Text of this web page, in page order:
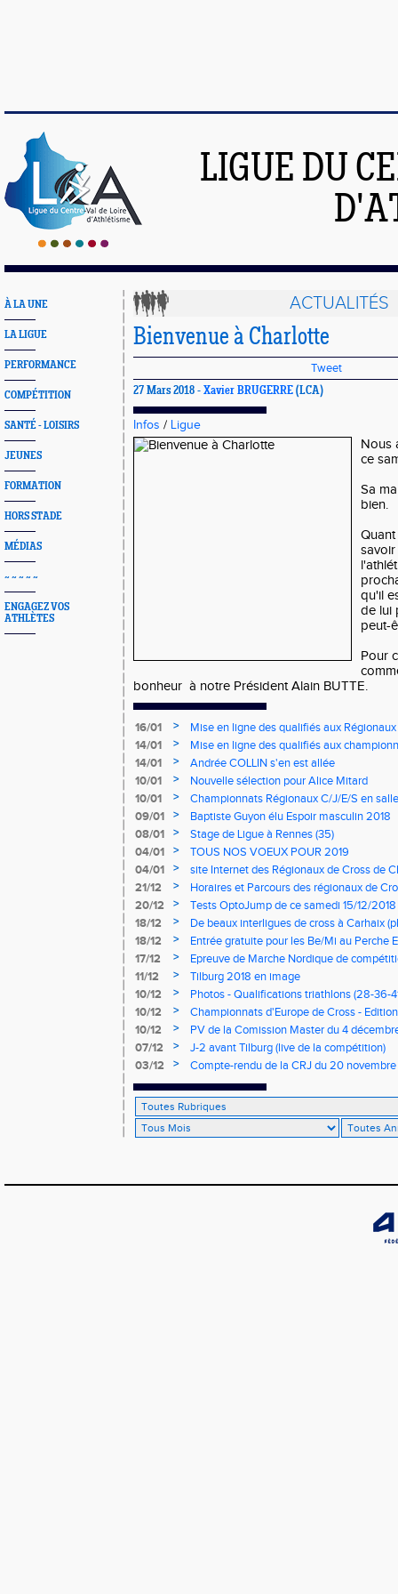
LIGUE DU
À LA UNE
LA LIGUE
PERFORMANCE
COMPÉTITION
SANTÉ - LOISIRS
JEUNES
FORMATION
HORS STADE
MÉDIAS
~ ~ ~ ~ ~
ENGAGEZ VOS
ATHLÈTES
ACTUALITÉS
Bienvenue à Charlotte
Tweet
27 Mars 2018 - Xavier BRUGERRE (LCA)
Infos / Ligue
Nous
ce
Sa
bien.
qu'il
de lui
peut-
Pour
bonheur à notre Président Alain BUTTE.
16/01 >
Mise en ligne des qualifiés aux
14/01
>
Mise en ligne des qualifiés aux
14/01
>
Andrée COLLIN s'en est allée
10/01
>
Nouvelle sélection pour Alice Mitard
10/01
>
Championnats Régionaux C/J/E/S en
mercredi à 9h00
09/01 >
Baptiste Guyon élu Espoir masculin 2018
08/01
>
Stage de Ligue à Rennes (35)
04/01
>
TOUS NOS VOEUX POUR 2019
04/01
>
site Internet des Régionaux de Cross de
21/12
>
Horaires et Parcours des régionaux de
20/12
>
Tests OptoJump de ce samedi 15/12/2018
18/12
>
De beaux interligues de cross à Carhaix
18/12
>
Entrée gratuite pour les Be/Mi au Perche
17/12
>
Epreuve de Marche Nordique de
de cross du Loir et Cher
11/12 >
Tilburg 2018 en image
10/12
>
Photos - Qualifications triathlons (28-36-
10/12
>
Championnats d'Europe de Cross -
10/12
>
PV de la Comission Master du 4
07/12
>
J-2 avant Tilburg (live de la compétition)
03/12
> Compte-rendu de la CRJ du 20 novembre